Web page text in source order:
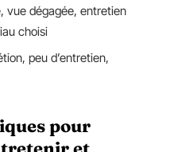
vue dégagée, entretien
choisi
peu d’entretien,
pour